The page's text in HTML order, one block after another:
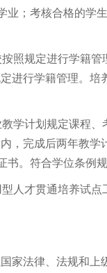
；考核合格的学
照规定进行学籍管
进行学籍管理。培
学计划规定课程
，完成后两年教学
。符合学位条例
人才贯通培养试点
法律、法规和上